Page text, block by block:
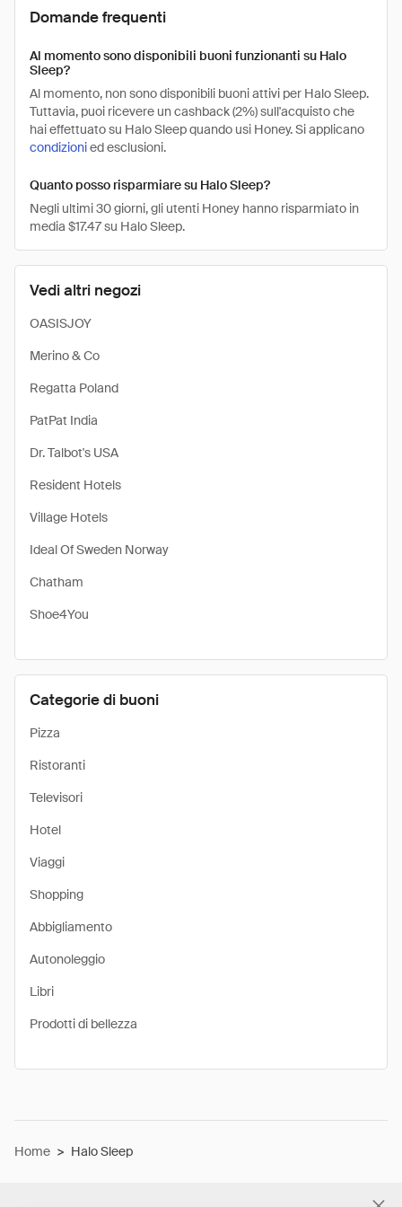
Vedi altri negozi
OASISJOY
Merino & Co
Regatta Poland
PatPat India
Dr. Talbot's USA
Resident Hotels
Village Hotels
Ideal Of Sweden Norway
Chatham
Shoe4You
Categorie di buoni
Pizza
Ristoranti
Televisori
Hotel
Viaggi
Shopping
Abbigliamento
Autonoleggio
Libri
Prodotti di bellezza
Domande frequenti
Al momento sono disponibili buoni funzionanti su Halo
Sleep?
Al momento, non sono disponibili buoni attivi per Halo Sleep.
Tuttavia, puoi ricevere un cashback (2%) sull'acquisto che
hai effettuato su Halo Sleep quando usi Honey. Si applicano
condizionied esclusioni.
Quanto posso risparmiare su Halo Sleep?
Negli ultimi 30 giorni, gli utenti Honey hanno risparmiato in
media $17.47 su Halo Sleep.
Home > Halo Sleep